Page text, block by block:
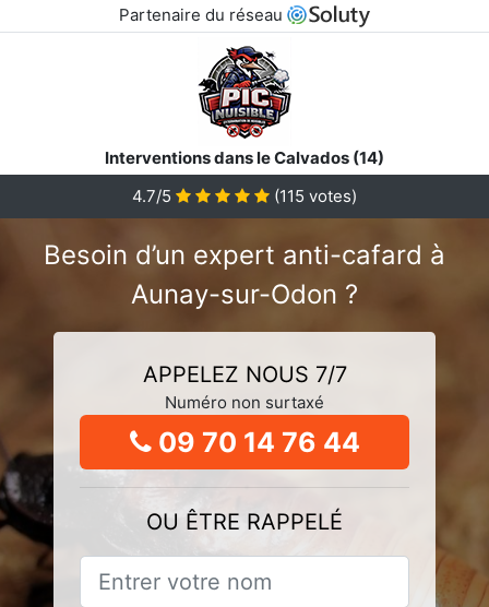
Partenaire du réseau
Interventions dans le Calvados (14)
4.7/5
(115 votes)
Besoin d’un expert anti-cafard à
Aunay-sur-Odon ?
APPELEZ NOUS 7/7
Numéro non surtaxé
09 70 14 76 44
OU ÊTRE RAPPELÉ